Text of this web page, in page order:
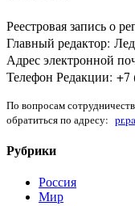
Реестровая запись о
Главный редактор:
Адрес электронной
Телефон Редакции: +7
По вопросам
обратиться по адресу:
Рубрики
Россия
Мир